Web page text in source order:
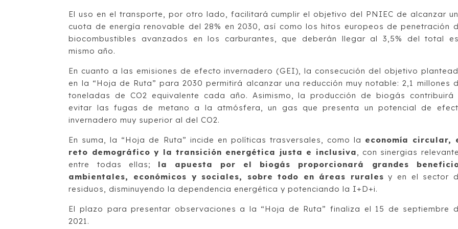
El uso en el transporte, por otro lado, facilitará cumplir el objetivo del PNIEC de alcanzar
cuota de energía renovable del 28% en 2030, así como los hitos europeos de penetración
biocombustibles avanzados en los carburantes, que deberán llegar al 3,5% del total
mismo año.
En cuanto a las emisiones de efecto invernadero (GEI), la consecución del objetivo
en la “Hoja de Ruta” para 2030 permitirá alcanzar una reducción muy notable: 2,1 millones
toneladas de CO2 equivalente cada año. Asimismo, la producción de biogás contribuirá
evitar las fugas de metano a la atmósfera, un gas que presenta un potencial de
invernadero muy superior al del CO2.
En suma, la “Hoja de Ruta” incide en políticas trasversales, como la economía circular,
reto demográfico y la transición energética justa e inclusiva , con sinergias
entre todas ellas; la apuesta por el biogás proporcionará grandes
ambientales, económicos y sociales, sobre todo en áreas rurales y en el sector
residuos, disminuyendo la dependencia energética y potenciando la I+D+i.
El plazo para presentar observaciones a la “Hoja de Ruta” finaliza el 15 de septiembre
2021.